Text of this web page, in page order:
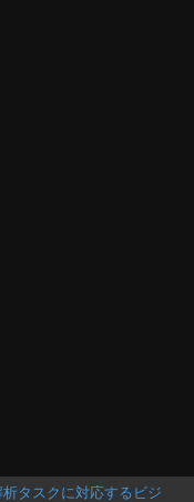
タスクに対応するビジ